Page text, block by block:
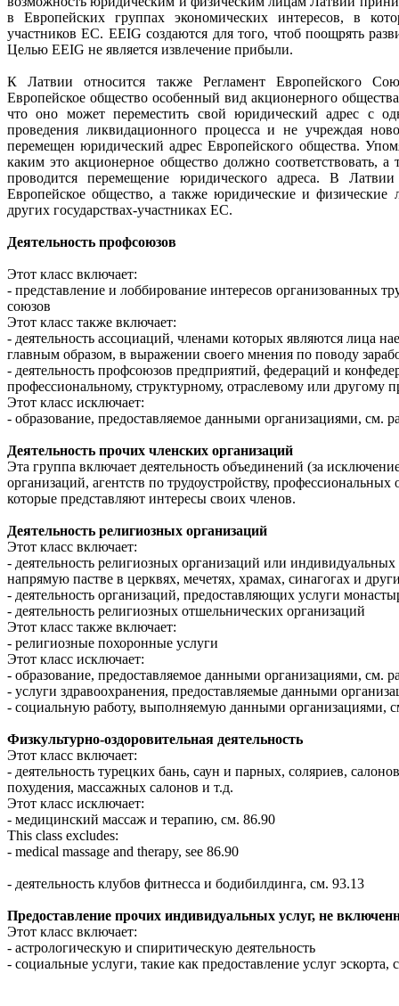
в Европейских группах экономических интересов, в
участников ЕС. EEIG создаются для того, чтоб поощрять
Целью EEIG не является извлечение прибыли.
К Латвии относится также Регламент Европейского
Европейское общество особенный вид акционерного
что оно может переместить свой юридический адрес с
проведения ликвидационного процесса и не учреждая
перемещен юридический адрес Европейского общества.
каким это акционерное общество должно соответствовать,
проводится перемещение юридического адреса. В
Европейское общество, а также юридические и физические
других государствах-участниках ЕС.
Деятельность профсоюзов
Этот класс включает:
- представление и лоббирование интересов организованных
союзов
Этот класс также включает:
- деятельность ассоциаций, членами которых являются лица
главным образом, в выражении своего мнения по поводу
- деятельность профсоюзов предприятий, федераций и
профессиональному, структурному, отраслевому или другому
Этот класс исключает:
- образование, предоставляемое данными организациями, см.
Деятельность прочих членских организаций
Эта группа включает деятельность объединений (за
организаций, агентств по трудоустройству,
которые представляют интересы своих членов.
Деятельность религиозных организаций
Этот класс включает:
- деятельность религиозных организаций или
напрямую пастве в церквях, мечетях, храмах, синагогах и
- деятельность организаций, предоставляющих услуги
- деятельность религиозных отшельнических организаций
Этот класс также включает:
- религиозные похоронные услуги
Этот класс исключает:
- образование, предоставляемое данными организациями, см.
- услуги здравоохранения, предоставляемые данными
- социальную работу, выполняемую данными организациями,
Физкультурно-оздоровительная деятельность
Этот класс включает:
- деятельность турецких бань, саун и парных, соляриев,
похудения, массажных салонов и т.д.
Этот класс исключает:
- медицинский массаж и терапию, см. 86.90
This class excludes:
- medical massage and therapy, see 86.90
- деятельность клубов фитнесса и бодибилдинга, см. 93.13
Предоставление прочих индивидуальных услуг, не
Этот класс включает:
- астрологическую и спиритическую деятельность
- социальные услуги, такие как предоставление услуг